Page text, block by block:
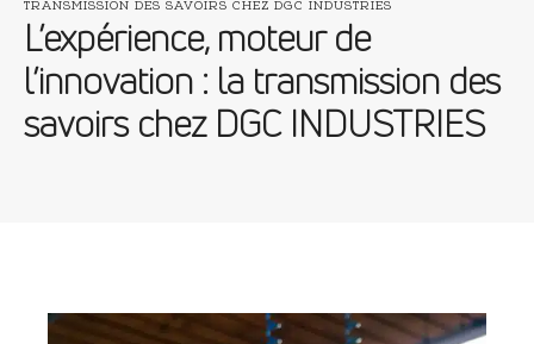
TRANSMISSION DES SAVOIRS CHEZ DGC INDUSTRIES
L’expérience, moteur de
l’innovation : la transmission des
savoirs chez DGC INDUSTRIES